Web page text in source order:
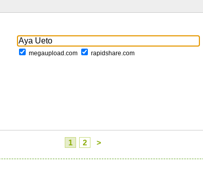
megaupload.com rapidshare.com
1 2 >